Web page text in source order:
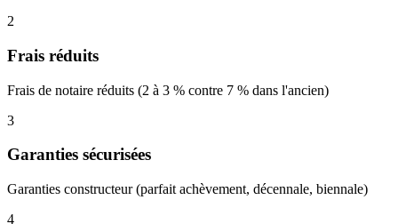
2
Frais réduits
Frais de notaire réduits (2 à 3 % contre 7 % dans l'ancien)
3
Garanties sécurisées
Garanties constructeur (parfait achèvement, décennale, biennale)
4